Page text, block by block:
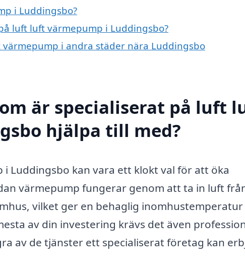
i Luddingsbo?
luft luft värmepump i Luddingsbo?
i andra städer nära Luddingsbo
är specialiserat på luft
hjälpa till med?
Luddingsbo kan vara ett klokt val för att öka
värmepump fungerar genom att ta in luft
vilket ger en behaglig inomhustemperatur
av din investering krävs det även
av de tjänster ett specialiserat företag kan